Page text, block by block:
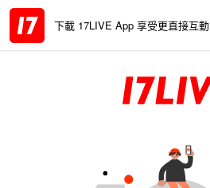
下載 17LIVE App 享受更直接互動